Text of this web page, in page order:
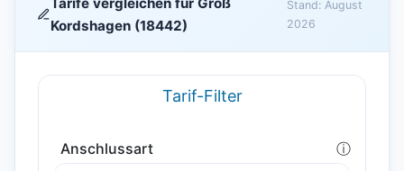
Kordshagen (18442)
Stand: August
2026